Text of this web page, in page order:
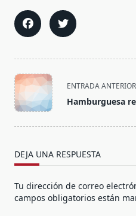
<span
class="nav-
subtitle
screen-
text">Página</span>
ENTRADA
Hamburguesa
DEJA UNA RESPUESTA
Tu dirección de correo
campos obligatorios están